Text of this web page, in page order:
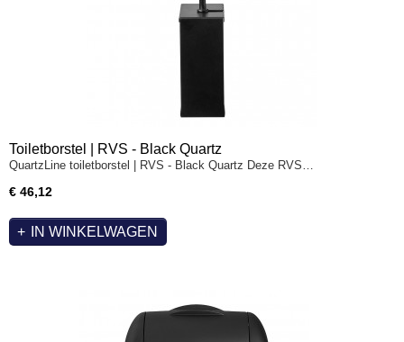
Toiletborstel | RVS - Black Quartz
QuartzLine toiletborstel | RVS - Black Quartz Deze RVS…
€ 46,12
IN WINKELWAGEN